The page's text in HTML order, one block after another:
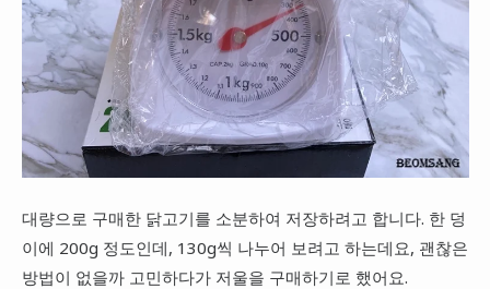
대량으로 구매한 닭고기를 소분하여 저장하려고 합니다. 한 덩
이에 200g 정도인데, 130g씩 나누어 보려고 하는데요, 괜찮은
방법이 없을까 고민하다가 저울을 구매하기로 했어요.